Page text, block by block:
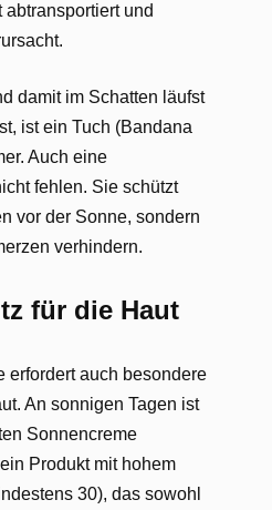
und
damit im Schatten läufst
ist ein Tuch (Bandana
Auch eine
fehlen. Sie schützt
vor der Sonne, sondern
verhindern.
für die Haut
erfordert auch besondere
An sonnigen Tagen ist
Sonnencreme
Produkt mit hohem
30), das sowohl